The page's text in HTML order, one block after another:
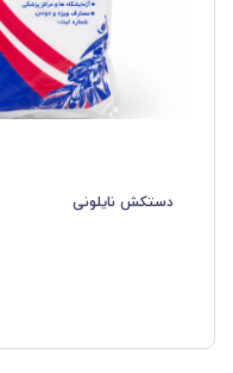
دستکش نایلونی